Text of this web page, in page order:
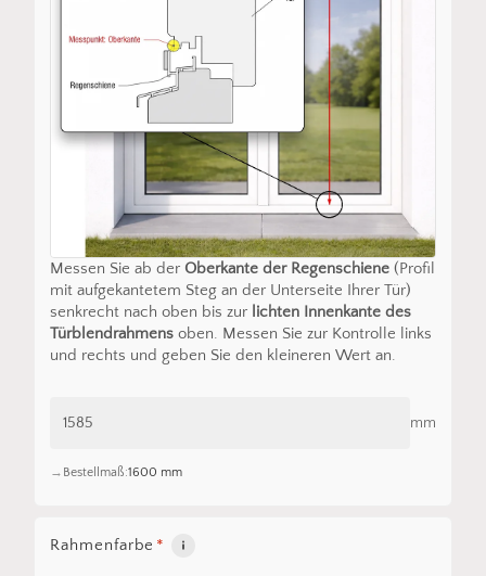
Messen Sie ab der Oberkante der Regenschiene(Profil
mit aufgekantetem Steg an der Unterseite Ihrer Tür)
senkrecht nach oben bis zur lichten Innenkante des
Türblendrahmensoben. Messen Sie zur Kontrolle links
und rechts und geben Sie den kleineren Wert an.
mm
Bestellmaß:1600 mm
Rahmenfarbe *